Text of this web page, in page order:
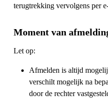
terugtrekking vervolgens per
Moment van
Let op:
Afmelden is altijd
verschilt mogelijk na
door de rechter